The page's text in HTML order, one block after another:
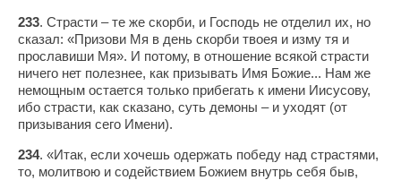
233. Страсти – те же скорби, и Господь не отделил их, но
сказал: «Призови Мя в день скорби твоея и изму тя и
прославиши Мя». И потому, в отношение всякой страсти
ничего нет полезнее, как призывать Имя Божие... Нам же
немощным остается только прибегать к имени Иисусову,
ибо страсти, как сказано, суть демоны – и уходят (от
призывания сего Имени).
234. «Итак, если хочешь одержать победу над страстями,
то, молитвою и содействием Божием внутрь себя быв,